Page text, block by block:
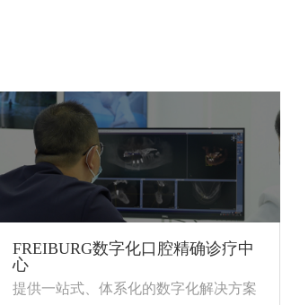
FREIBURG数字化口腔精确诊疗中
心
提供一站式、体系化的数字化解决方案